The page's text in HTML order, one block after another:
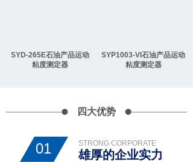
SYD-265E石油产品运动
粘度测定器
SYP1003-VI石油产品运动
粘度测定器
四大优势
01 STRONG CORPORATE
雄厚的企业实力